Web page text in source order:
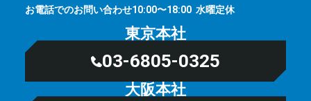
お電話でのお問い合わせ10:00〜18:00 ⽔曜定休
東京本社
03-6805-0325
大阪本社